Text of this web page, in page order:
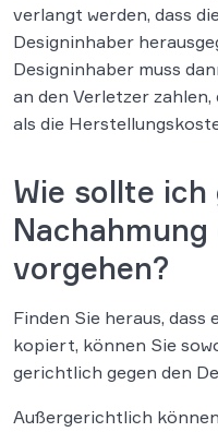
verlangt werden, dass
Designinhaber
Designinhaber muss
an den Verletzer
als die
Wie sollte ich
vorgehen?
Finden Sie heraus,
kopiert, können Sie
gerichtlich gegen den
Außergerichtlich